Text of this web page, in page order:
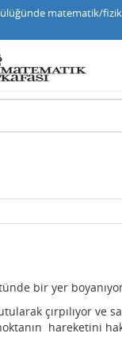
matematik/
bir yer
çırpılıyor ve
hareketini